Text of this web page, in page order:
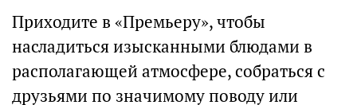
Приходите в «Премьеру», чтобы
насладиться изысканными блюдами в
располагающей атмосфере, собраться с
друзьями по значимому поводу или